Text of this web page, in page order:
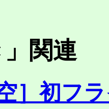
」関連
］初フ